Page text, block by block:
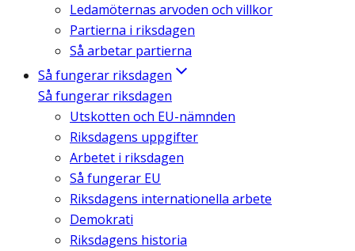
Ledamöternas arvoden och villkor
Partierna i riksdagen
Så arbetar partierna
Så fungerar riksdagen
Så fungerar riksdagen
Utskotten och EU-nämnden
Riksdagens uppgifter
Arbetet i riksdagen
Så fungerar EU
Riksdagens internationella arbete
Demokrati
Riksdagens historia